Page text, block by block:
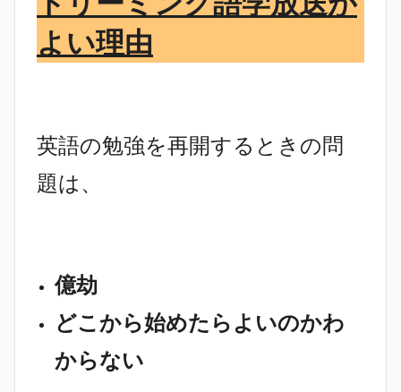
よい理由
英語の勉強を再開するときの問
題は、
億劫
どこから始めたらよいのかわ
からない